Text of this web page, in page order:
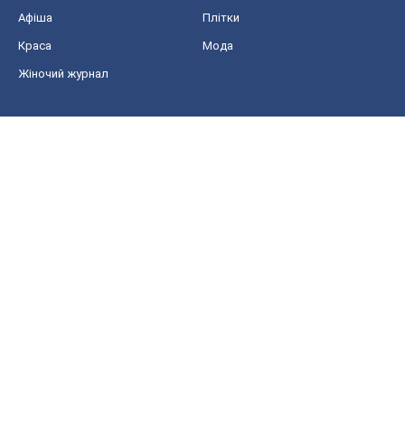
Афіша Плітки
Краса Мода
Жіночий журнал